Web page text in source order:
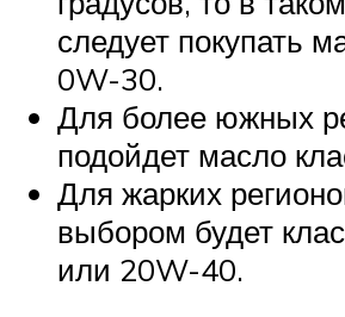
следует покупать
0W-30.
Для более южных
подойдет масло
Для жарких
выбором будет
или 20W-40.